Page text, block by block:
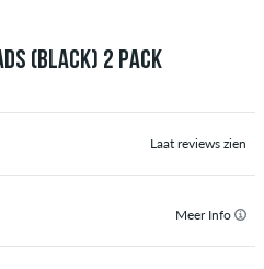
(BLACK) 2 PACK
Laat reviews zien
Meer Info